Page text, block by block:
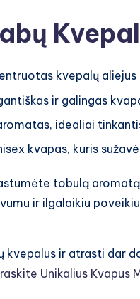
kvepalų aliejus
ir galingas
idealiai
kvapas, kuris
tobulą
ir ilgalaikiu
kvepalus ir atrasti dar
Unikalius Kvapus